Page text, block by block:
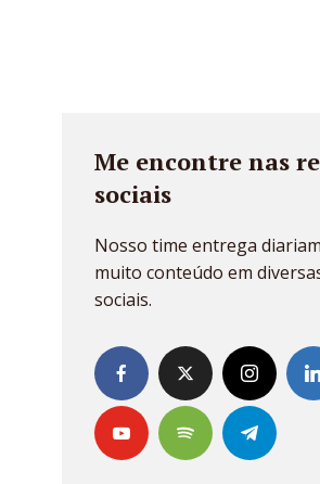
Me encontre nas
sociais
Nosso time entrega
muito conteúdo em
sociais.